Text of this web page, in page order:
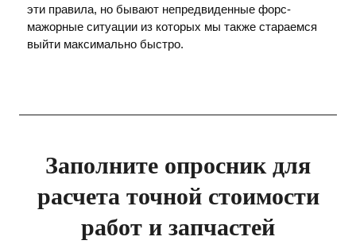
эти правила, но бывают непредвиденные форс-
мажорные ситуации из которых мы также стараемся
выйти максимально быстро.
Заполните опросник для
расчета точной стоимости
работ и запчастей